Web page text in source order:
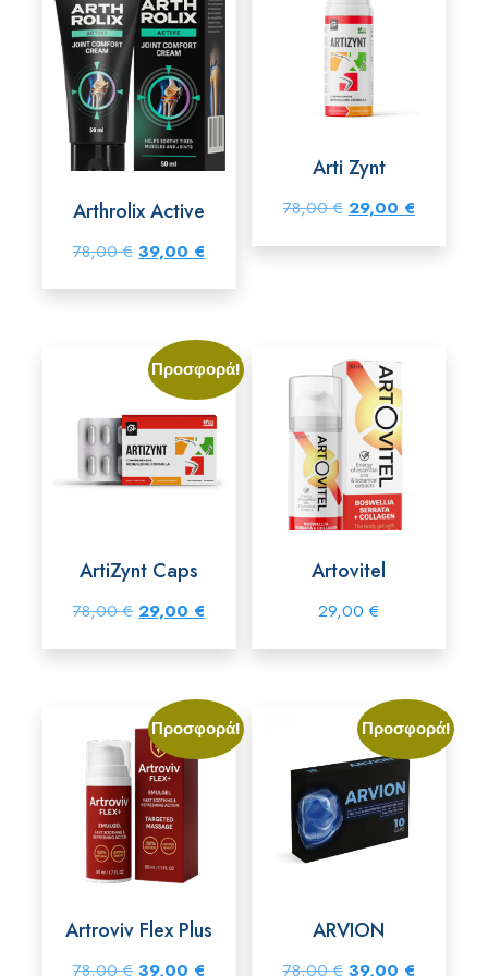
Arthrolix Active
78,00€ Original
price
78,00 €.
39,00 €
τρέχουσα
είναι:
39,00 €.
Arti Zynt
78,00€ Original
price
29,00 €Η
τρέχουσα
Προσφορά!
ArtiZynt Caps
78,00€ Original
price
78,00 €.
29,00 €
τρέχουσα
είναι:
29,00 €.
Artovitel
29,00€
Προσφορά!
Artroviv Flex Plus
78,00€ Original
39,00 €
Προσφορά!
ARVION
78,00€ Original
39,00 €Η